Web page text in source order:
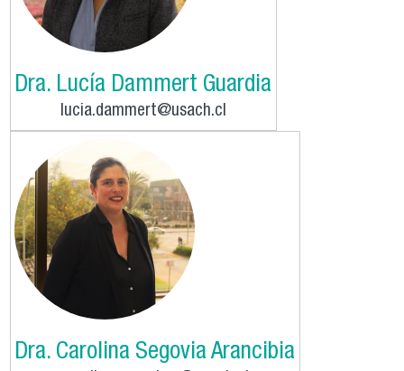
Dra. Lucía Dammert Guardia
lucia.dammert@usach.cl
Dra. Carolina Segovia Arancibia